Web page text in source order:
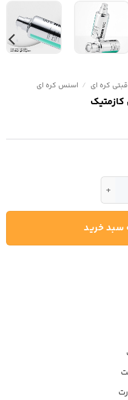
کره ای / اسنس کره ای
سبد خرید